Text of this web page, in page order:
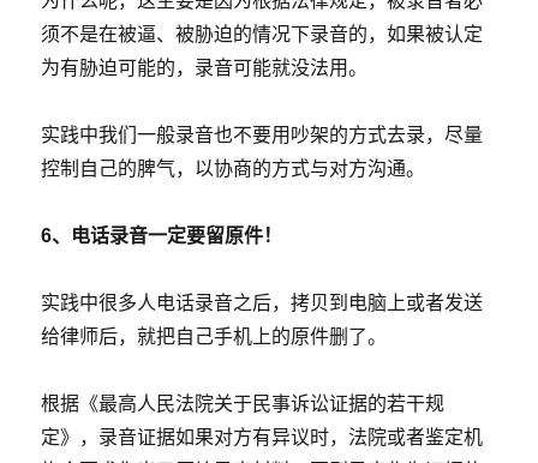
须不是在被逼、被胁迫的情况下录音的，如果被认定
为有胁迫可能的，录音可能就没法用。
实践中我们一般录音也不要用吵架的方式去录，尽量
控制自己的脾气，以协商的方式与对方沟通。
6、电话录音一定要留原件！
实践中很多人电话录音之后，拷贝到电脑上或者发送
给律师后，就把自己手机上的原件删了。
根据《最高人民法院关于民事诉讼证据的若干规
定》，录音证据如果对方有异议时，法院或者鉴定机